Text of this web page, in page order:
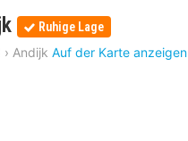
2
Nächte
ab
Ruhige Lage
› Andijk Auf der Karte anzeigen